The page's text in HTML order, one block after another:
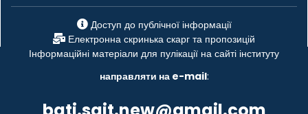
Доступ до публічної інформації
Електронна скринька скарг та пропозицій
Інформаційні матеріали для пулікації на сайті інституту
направляти на e-mail: